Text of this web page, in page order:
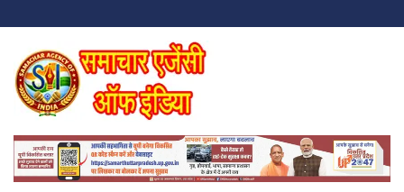
to
content
SAMACHAR AGENCY OF INDIA
My WordPress Blog